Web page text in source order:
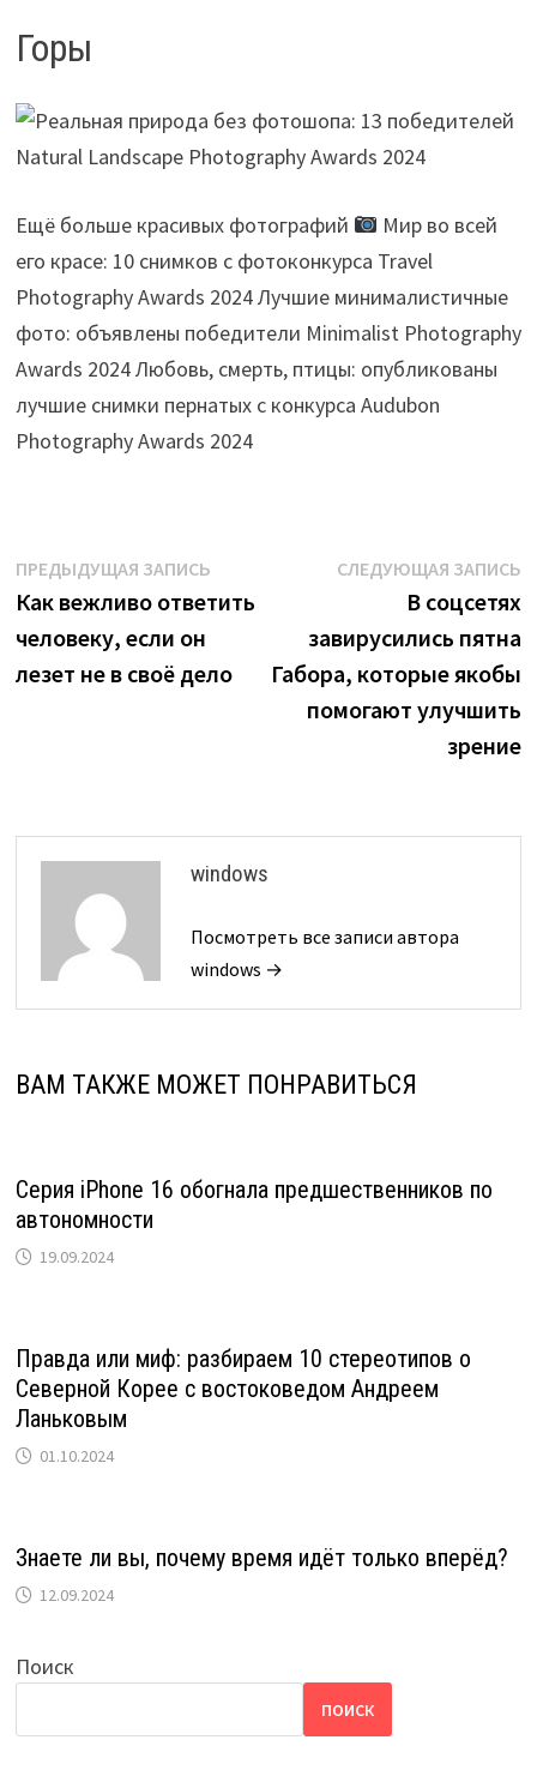
Горы
Ещё больше красивых фотографий
Мир во всей
его красе: 10 снимков с фотоконкурса Travel
Photography Awards 2024 Лучшие минималистичные
фото: объявлены победители Minimalist Photography
Awards 2024 Любовь, смерть, птицы: опубликованы
лучшие снимки пернатых с конкурса Audubon
Photography Awards 2024
Навигация
по
записям
ПРЕДЫДУЩАЯ ЗАПИСЬПредыдущая
запись:
Как вежливо ответить
человеку, если он
лезет не в своё дело
СЛЕДУЮЩАЯ ЗАПИСЬ
В соцсетях
завирусились пятна
Габора, которые якобы
помогают улучшить
зрение
windows
Посмотреть все записи автора
windows →
ВАМ ТАКЖЕ МОЖЕТ ПОНРАВИТЬСЯ
Серия iPhone 16 обогнала предшественников по
автономности
19.09.2024
Правда или миф: разбираем 10 стереотипов о
Северной Корее с востоковедом Андреем
Ланьковым
01.10.2024
Знаете ли вы, почему время идёт только вперёд?
12.09.2024
Поиск
ПОИСК